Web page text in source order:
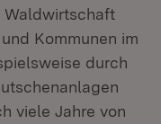
Waldwirtschaft
Kommunen im
durch
viele Jahre von